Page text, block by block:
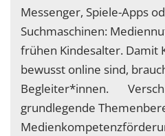
Messenger, Spiele-Apps
Suchmaschinen:
frühen Kindesalter. Damit
bewusst online sind,
Begleiter*innen.
grundlegende